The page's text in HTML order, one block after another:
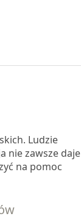
Ludzie
nie zawsze daje
na pomoc